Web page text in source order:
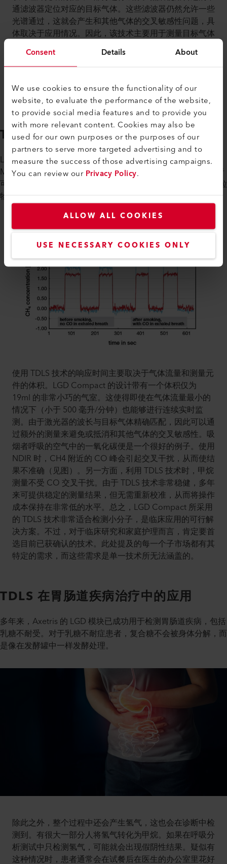
Consent Details About
We use cookies to ensure the functionality of our
website, to evaluate the performance of the website,
to provide social media features and to provide you
with more relevant content. Cookies may also be
used for our own purposes or the purposes of our
partners to serve more targeted advertising and to
measure the success of those advertising campaigns.
You can review ourPrivacy Policy.
ALLOW ALL COOKIES
USE NECESSARY COOKIES ONLY
通滤波器定位对应的目标气体。这些滤波器仍然允许一些
光谱通过，这就会产生和其他气体的交叉敏感性问题，具
体取决于应用情况。因此，该技术主要用于测量目标气体
的预期量所占的百分比范围等应用场合。Axetris 的激光
气体检测 (LGD) 模块基于 TDLS（可调谐二极管激光光谱
学），用于检测红外光谱范围内的气体分子。TDLS 的主
要优势是激光的特定波长，它允许目标气体精确聚焦而不
受其他气体的干扰。
TDLS 是呼气分析的关键技术吗？
LGD Compact 证明了 TDLS 模块可以非常小且坚固。与 GC-
MS 技术不同，它还免去了耗时的呼吸样本制备过程，因为患者
可以将呼气样本直接导入设备。对于光学仪器，建议只使用颗粒
物和水分过滤器，以避免光学表面的污染和冷凝。
使用 TDLS 技术的响应时间主要取决于气体流量和测量元
件的体积。LGD Compact 的设计带有一个体积仅为
19ml 的非常小巧的气室。这使得即使在气体流量最小的
情况下（小于 500 毫升/分钟）也能够进行连续实时监
测。由于激光器的波长与目标气体精确匹配，因此可以通
过额外的测量来避免或抵消和其他气体的交叉敏感性。吸
烟者呼吸的空气中的一氧化碳便是一个很好的例子。使用
NDIR 时，CH4 附近的 CO 峰会引起交叉干扰，从而使结
果不准确（见图）。另一方面，利用 TDLS 技术时，甲烷
测量不受 CO 交叉干扰。由于 TDLS 技术非常稳健，多年
来可提供稳定的测量结果，但无需重新校准，从而将操作
成本保持在非常低的水平。总之，LGD Compact 所采用
的 TDLS 技术非常适合检测小分子，是临床应用的可行解
决方案。不过，对于临床研究和家庭护理而言，肯定要首
选目前已获确认的技术。此处提及的每一个子市场都有其
特定的需求，而这些需求是单一技术所无法涵盖的。
TDLS 在胃肠道疾病治疗中的应用
多年来，Axetris 的 LGD 模块已成功用于检测胃肠道疾病，包括
乳糖不耐受。对于乳糖不耐症患者，复合糖不会被身体分解，而
是像在发酵罐中一样发酵处理。
除此之外，整个过程中还会产生氢气，这也会在诊断中检
测到。有很大一部分人将氢气转化为甲烷。如果在呼吸分
析测试中只检测氢气，可能就会出现假阴性结果。疑似有
这种情况时，患者通常会在试餐后在医生的办公室里花好